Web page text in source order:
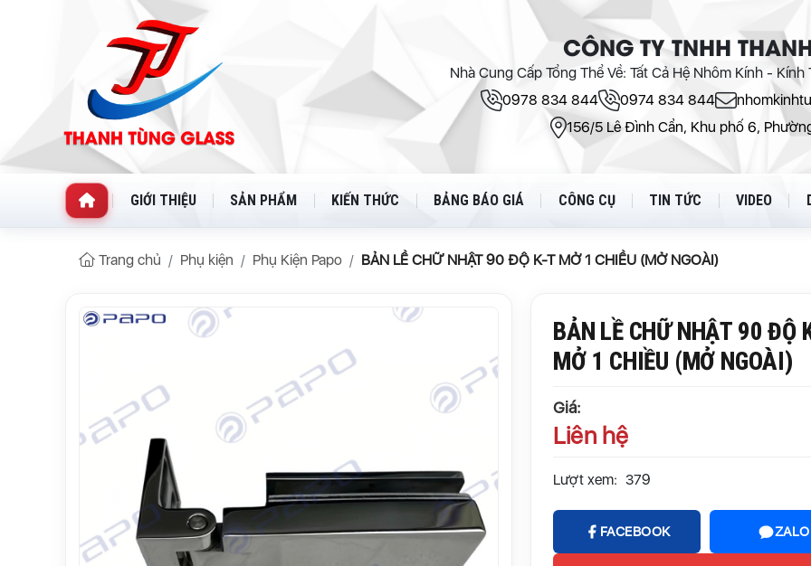
CÔNG TY TNHH
Nhà Cung Cấp Tổng Thể Về: Tất Cả Hệ Nhôm Kính -
0978 834 844
0974 834 844
156/5 Lê Đình Cẩn, Khu phố 6,
GIỚI THIỆU SẢN PHẨM KIẾN THỨC BẢNG BÁO GIÁ CÔNG CỤ TIN TỨC VIDEO
Trang chủ Phụ kiện Phụ Kiện Papo BẢN LỀ CHỮ NHẬT 90 ĐỘ K-T MỞ 1 CHIỀU (MỞ NGOÀI)
BẢN LỀ CHỮ NHẬT 90 ĐỘ
MỞ 1 CHIỀU (MỞ NGOÀI)
Giá:
Liên hệ
Lượt xem: 379
FACEBOOK ZALO